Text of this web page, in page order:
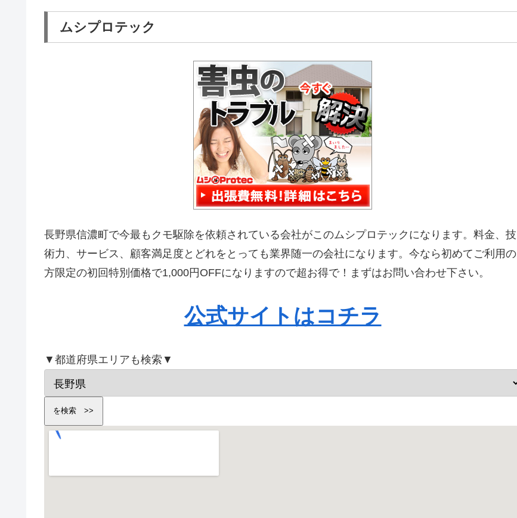
ムシプロテック
長野県信濃町で今最もクモ駆除を依頼されている会社がこのムシプロテックになります。料金、技
術力、サービス、顧客満足度とどれをとっても業界随一の会社になります。今なら初めてご利用の
方限定の初回特別価格で1,000円OFFになりますので超お得で！まずはお問い合わせ下さい。
公式サイトはコチラ
▼都道府県エリアも検索▼